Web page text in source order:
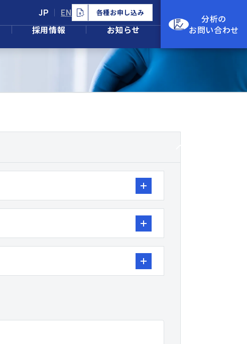
JP EN 各種お申し込み
採用情報 お知らせ
分析の
お問い合わせ